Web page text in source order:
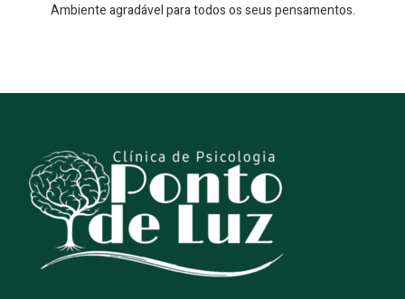
Ambiente agradável para todos os seus pensamentos.